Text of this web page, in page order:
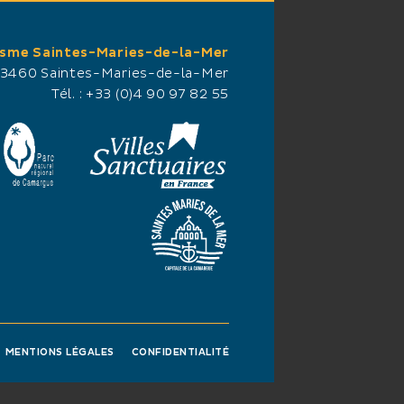
de sols.
Saintes-Maries-de-la-Mer
Saintes-Maries-de-la-Mer
Tél. : +33 (0)4 90 97 82 55
MENTIONS LÉGALES CONFIDENTIALITÉ